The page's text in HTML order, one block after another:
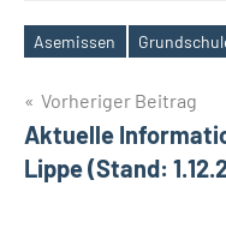
Schlagwörter
Asemissen
Vorheriger Beitrag
Aktuelle
Lippe (Stand: